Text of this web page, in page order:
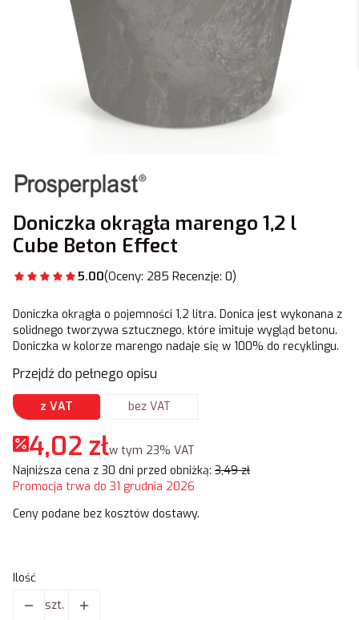
Doniczka okrągła marengo 1,2 l
Cube Beton Effect
5.00(Oceny: 285 Recenzje: 0)
Doniczka okrągła o pojemności 1,2 litra. Donica jest wykonana z
solidnego tworzywa sztucznego, które imituje wygląd betonu.
Doniczka w kolorze marengo nadaje się w 100% do recyklingu.
Przejdź do pełnego opisu
z VAT bez VAT
4,02 złw tym 23% VAT
w tym 23% VAT
Najniższa cena z 30 dni przed obniżką: 3,49 zł
Promocja trwa do 31 grudnia 2026
Ceny podane bez kosztów dostawy.
Ilość
szt.